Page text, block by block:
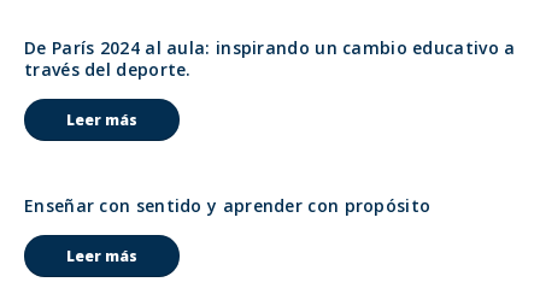
De París 2024 al aula: inspirando un cambio educativo a
través del deporte.
Leer más
Enseñar con sentido y aprender con propósito
Leer más